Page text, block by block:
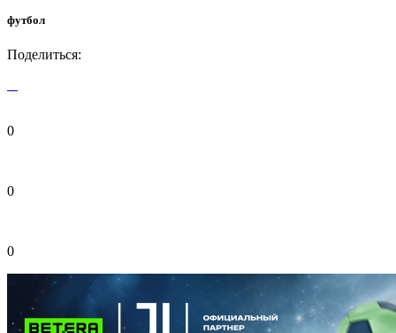
футбол
Поделиться:
0
0
0